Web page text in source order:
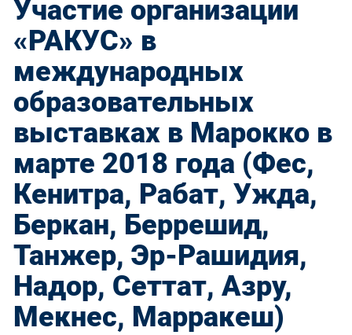
Участие организации
«РАКУС» в
международных
образовательных
выставках в Марокко в
марте 2018 года (Фес,
Кенитра, Рабат, Ужда,
Беркан, Беррешид,
Танжер, Эр-Рашидия,
Надор, Сеттат, Азру,
Мекнес, Марракеш)